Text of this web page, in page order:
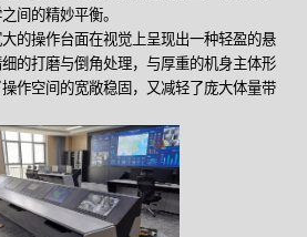
间的精妙平衡。
的操作台面在视觉上呈现出一种轻盈的悬
的打磨与倒角处理，与厚重的机身主体形
作空间的宽敞稳固，又减轻了庞大体量带